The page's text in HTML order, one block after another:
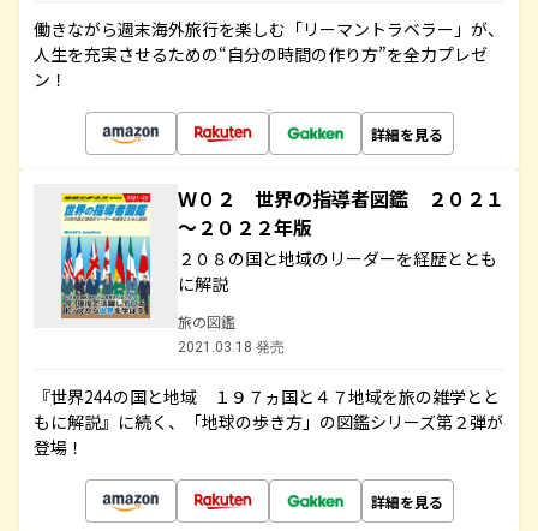
働きながら週末海外旅行を楽しむ「リーマントラベラー」が、
人生を充実させるための“自分の時間の作り方”を全力プレゼ
ン！
詳細を見る
Ｗ０２ 世界の指導者図鑑 ２０２１
～２０２２年版
２０８の国と地域のリーダーを経歴ととも
に解説
旅の図鑑
2021.03.18 発売
『世界244の国と地域 １９７ヵ国と４７地域を旅の雑学とと
もに解説』に続く、「地球の歩き方」の図鑑シリーズ第２弾が
登場！
詳細を見る